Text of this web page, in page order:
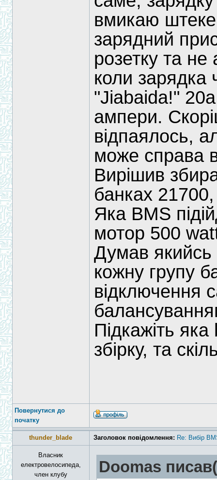
вмикаю
зарядний
розетку та не
коли зарядка
"Jiabaida!"
ампери.
відпаялось,
може справа
Вирішив
банках
Яка BMS
мотор 500
Думав
кожну групу
відключення
Підкажіть
збірку, та
Повернутися до
початку
thunder_blade Заголовок повідомлення: Re: Вибір
Власник
електровелосипеда,
член клубу
Doomas